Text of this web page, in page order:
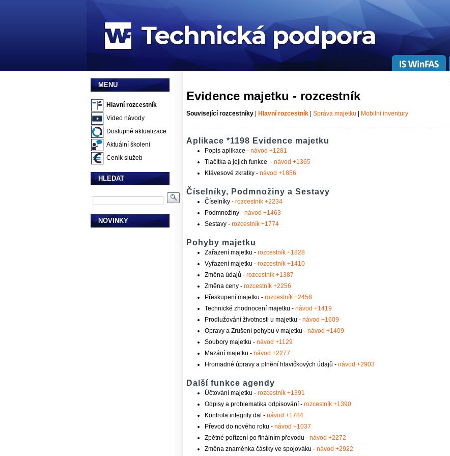
MENU
Hlavní rozcestník
Video návody
Dostupné aktualizace
Aktuální školení
Ceník služeb
HLEDAT
NOVINKY
Evidence majetku - rozcestník
Související rozcestníky| Hlavní rozcestník Správa majetku Mobilní inventury
Aplikace *1198 Evidence majetku
Popis aplikace - návod +1281
Tlačítka a jejich funkce - návod +1365
Klávesové zkratky - návod +1856
Číselníky, Podmnožiny a Sestavy
Číselníky - rozcestník +2234
Podmnožiny - návod +1463
Sestavy - rozcestník +1774
Pohyby majetku
Zařazení majetku - rozcestník +1828
Vyřazení majetku - rozcestník +1410
Změna údajů - rozcestník +1387
Změna ceny - rozcestník +2256
Přeskupení majetku - rozcestník +2458
Technické zhodnocení majetku - návod +1419
Prodlužování životnosti u majetku - návod +1609
Opravy a Zrušení pohybu v majetku - návod +1409
Soubory majetku - návod +1129
Mazání majetku - návod +2277
Hromadné úpravy a plnění hlavičkových údajů - návod +2903
Další funkce agendy
Účtování majetku - rozcestník +1391
Odpisy a problematika odpisování - rozcestník +1390
Kontrola integrity dat - návod +1784
Převod do nového roku - návod +1037
Zpětné pořízení po finálním převodu - návod +2272
Změna znaménka částky ve spojováku - návod +2922